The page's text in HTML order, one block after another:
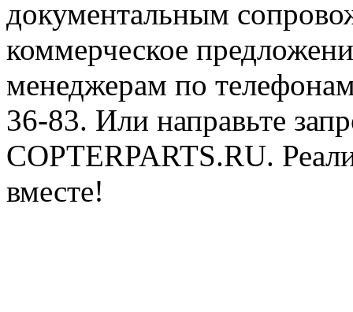
документальным
коммерческое
менеджерам по
36-83. Или направьте
COPTERPARTS.RU.
вместе!